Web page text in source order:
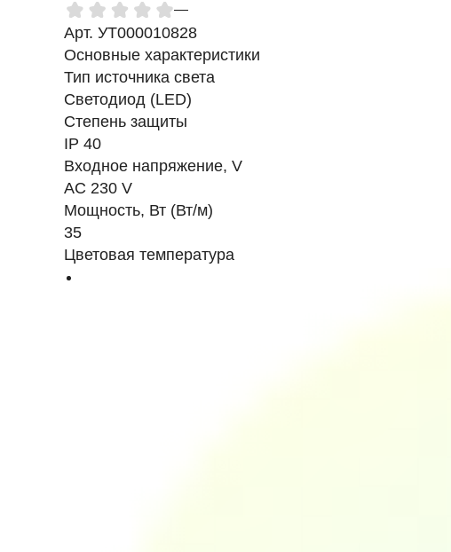
—
Арт. УТ000010828
Основные характеристики
Тип источника света
Светодиод (LED)
Степень защиты
IP 40
Входное напряжение, V
AC 230 V
Мощность, Вт (Вт/м)
35
Цветовая температура